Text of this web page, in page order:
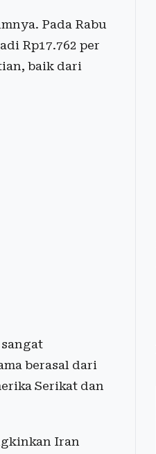
Pada Rabu
Rp17.762 per
baik dari
berasal dari
Serikat dan
Iran